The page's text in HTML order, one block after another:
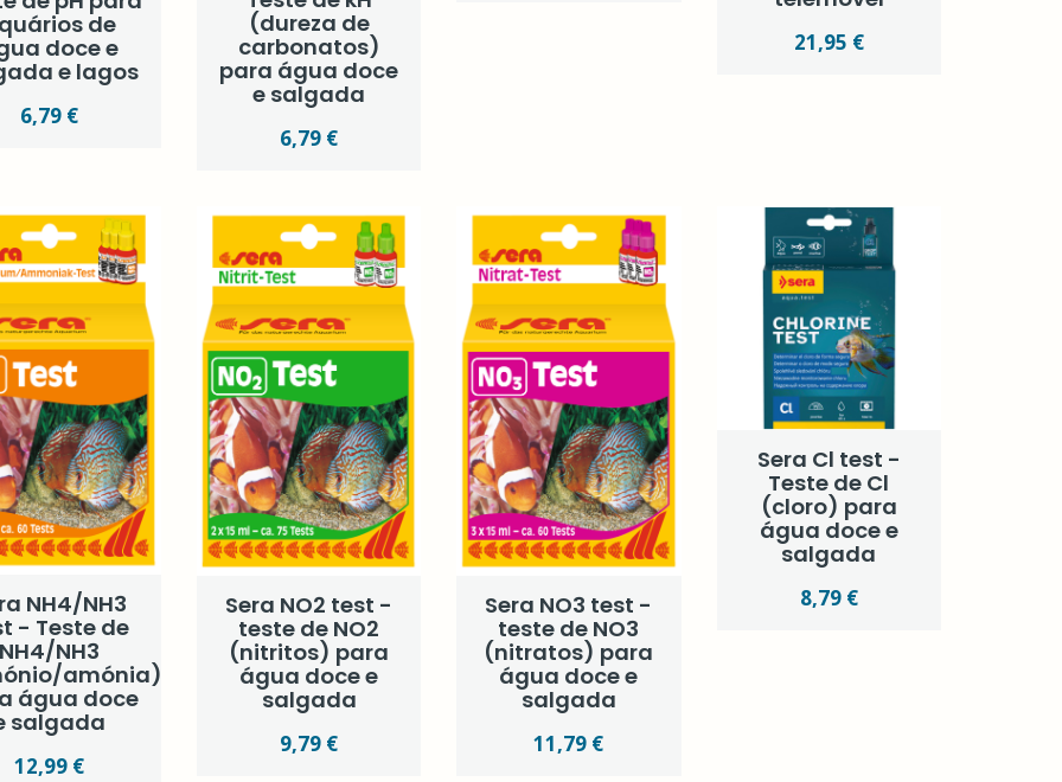
de
doce e
e lagos
6,79 €
(dureza de
carbonatos)
para água doce
e salgada
6,79 €
21,95 €
NH4/NH3
- Teste de
NH3
amónia)
água doce
salgada
12,99 €
Sera NO2 test -
teste de NO2
(nitritos) para
água doce e
salgada
9,79 €
Sera NO3 test -
teste de NO3
(nitratos) para
água doce e
salgada
11,79 €
Sera Cl test -
Teste de Cl
(cloro) para
água doce e
salgada
8,79 €